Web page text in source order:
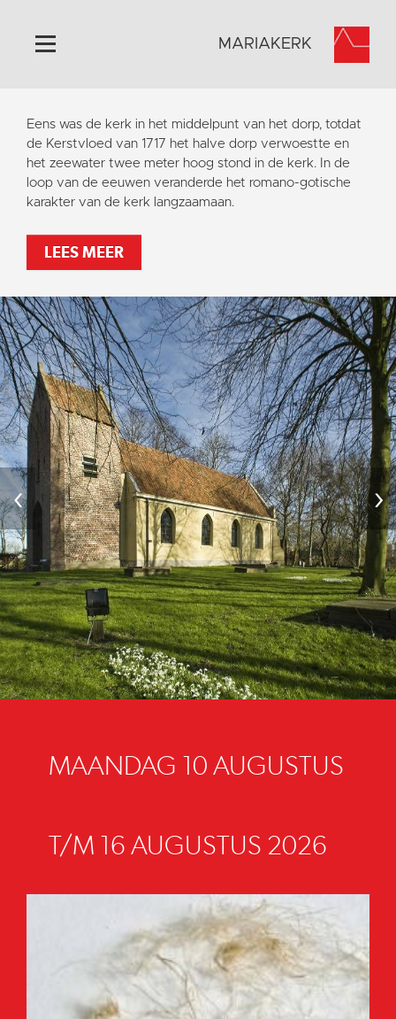
Home
Algemeen
Historie
Omgeving
Activiteiten
Steun ons
Vaktaal
MARIAKERK
Eens was de kerk in het middelpunt van het dorp, totdat
de Kerstvloed van 1717 het halve dorp verwoestte en
het zeewater twee meter hoog stond in de kerk. In de
loop van de eeuwen veranderde het romano-gotische
karakter van de kerk langzaamaan.
LEES MEER
‹ ›
MAANDAG 10 AUGUSTUS
T/M 16 AUGUSTUS 2026